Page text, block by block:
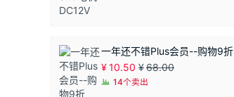
一年还不错Plus会员--购物9折
¥10.50 ¥68.00
14个卖出